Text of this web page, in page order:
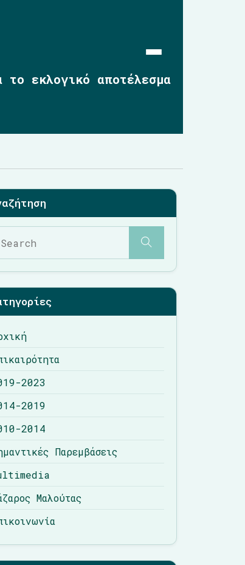
2023
2019
2014
Σημαντικές Παρεμβάσεις
Μαλούτας
Επικοινωνία
εκλογικό αποτέλεσμα
2023
2019
2014
Παρεμβάσεις
Μαλούτας